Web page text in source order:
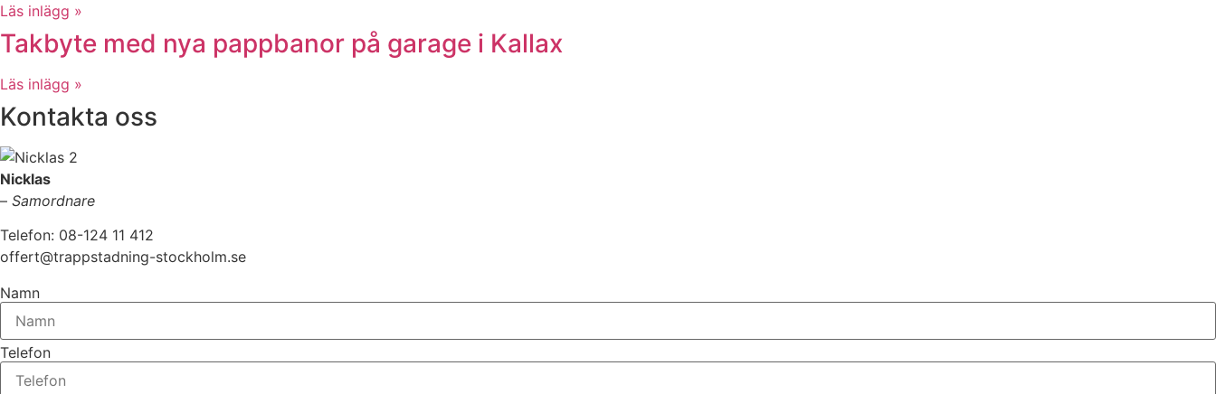
Läs inlägg »
Takbyte med nya pappbanor på garage i Kallax
Läs inlägg »
Kontakta oss
Nicklas
– Samordnare
Telefon: 08-124 11 412
offert@trappstadning-stockholm.se
Namn
Telefon